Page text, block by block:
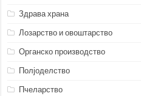
Здрава храна
Лозарство и овоштарство
Органско производство
Полјоделство
Пчеларство